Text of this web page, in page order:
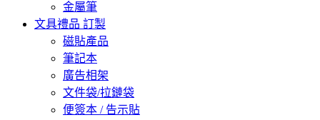
金屬筆
文具禮品 訂製
磁貼產品
筆記本
廣告相架
文件袋/拉鏈袋
便簽本 / 告示貼